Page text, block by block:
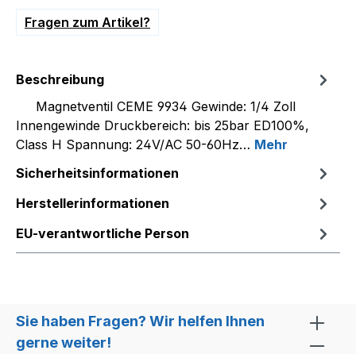
Fragen zum Artikel?
Beschreibung
Magnetventil CEME 9934 Gewinde: 1/4 Zoll
Innengewinde Druckbereich: bis 25bar ED100%,
Class H Spannung: 24V/AC 50-60Hz… Mehr
Sicherheitsinformationen
Herstellerinformationen
EU-verantwortliche Person
Sie haben Fragen? Wir helfen Ihnen
gerne weiter!